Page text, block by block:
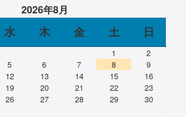
2026年8月
水 木 金 土 日
1
2
5 6 7 8
9
12 13 14 15
16
19 20 21 22
23
26 27 28 29
30